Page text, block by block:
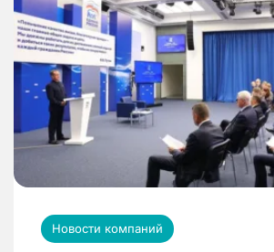
Новости компаний